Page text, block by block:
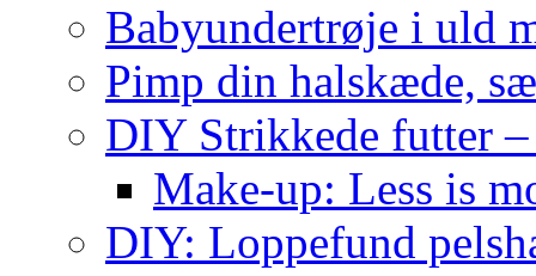
Babyundertrøje i uld
Pimp din halskæde,
DIY Strikkede futter
Make-up: Less is
DIY: Loppefund